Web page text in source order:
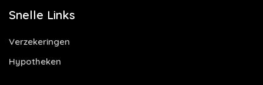
Snelle Links
Verzekeringen
Hypotheken